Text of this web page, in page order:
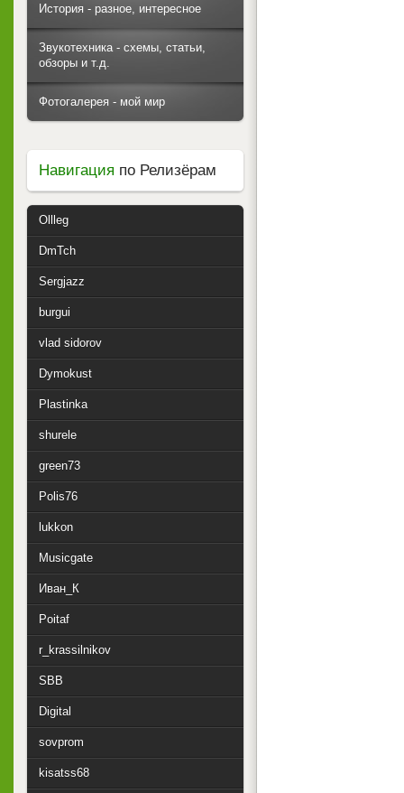
История - разное, интересное
Звукотехника - схемы, статьи,
обзоры и т.д.
Фотогалерея - мой мир
Навигация по Релизёрам
Ollleg
DmTch
Sergjazz
burgui
vlad sidorov
Dymokust
Plastinka
shurele
green73
Polis76
lukkon
Musicgate
Иван_К
Poitaf
r_krassilnikov
SBB
Digital
sovprom
kisatss68